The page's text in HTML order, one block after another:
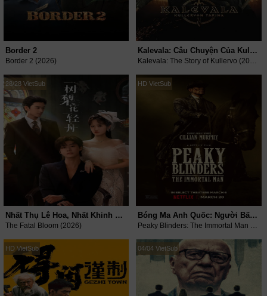
Border 2
Border 2 (2026)
Kalevala: Câu Chuyện Của Kullervo
Kalevala: The Story of Kullervo (2026)
28/28 VietSub
Nhất Thụ Lê Hoa, Nhất Khinh Châu
The Fatal Bloom (2026)
HD VietSub
Bóng Ma Anh Quốc: Người Bất Tử
Peaky Blinders: The Immortal Man (2026)
HD VietSub 04/04 VietSub